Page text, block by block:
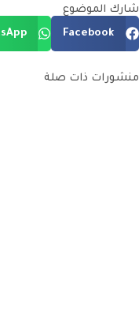
شارك الموضوع
Facebook
منشورات ذات صلة